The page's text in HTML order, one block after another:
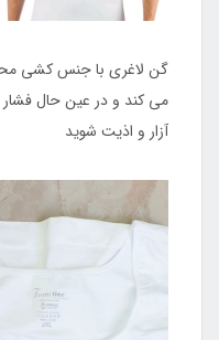
گن لاغری با جنس کشی
می کند و در عین حال فشار
آزار و اذیت شوید